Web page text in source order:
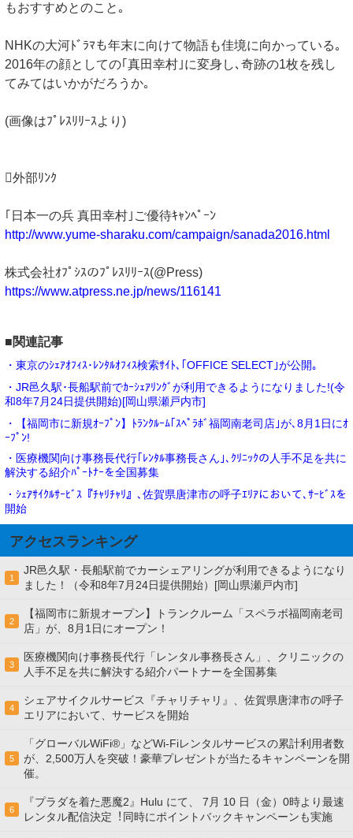
もおすすめとのこと｡
NHKの大河ﾄﾞﾗﾏも年末に向けて物語も佳境に向かっている｡
2016年の顔としての｢真田幸村｣に変身し､奇跡の1枚を残し
てみてはいかがだろうか｡
(画像はﾌﾟﾚｽﾘﾘｰｽより)
外部ﾘﾝｸ
｢日本一の兵 真田幸村｣ご優待ｷｬﾝﾍﾟｰﾝ
http://www.yume-sharaku.com/campaign/sanada2016.html
株式会社ｵﾌﾟｼｽのﾌﾟﾚｽﾘﾘｰｽ(@Press)
https://www.atpress.ne.jp/news/116141
■関連記事
・東京のｼｪｱｵﾌｨｽ･ﾚﾝﾀﾙｵﾌｨｽ検索ｻｲﾄ､｢OFFICE SELECT｣が公開｡
・JR邑久駅･長船駅前でｶｰｼｪｱﾘﾝｸﾞが利用できるようになりました!(令
和8年7月24日提供開始)[岡山県瀬戸内市]
・【福岡市に新規ｵｰﾌﾟﾝ】ﾄﾗﾝｸﾙｰﾑ｢ｽﾍﾟﾗﾎﾞ福岡南老司店｣が､8月1日にｵ
ｰﾌﾟﾝ!
・医療機関向け事務長代行｢ﾚﾝﾀﾙ事務長さん｣､ｸﾘﾆｯｸの人手不足を共に
解決する紹介ﾊﾟｰﾄﾅｰを全国募集
・ｼｪｱｻｲｸﾙｻｰﾋﾞｽ『ﾁｬﾘﾁｬﾘ』､佐賀県唐津市の呼子ｴﾘｱにおいて､ｻｰﾋﾞｽを
開始
アクセスランキング
1
JR邑久駅・長船駅前でカーシェアリングが利用できるようになり
ました！（令和8年7月24日提供開始）[岡山県瀬戸内市]
2
【福岡市に新規オープン】トランクルーム「スペラボ福岡南老司
店」が、8月1日にオープン！
3
医療機関向け事務長代行「レンタル事務長さん」、クリニックの
人手不足を共に解決する紹介パートナーを全国募集
4
シェアサイクルサービス『チャリチャリ』、佐賀県唐津市の呼子
エリアにおいて、サービスを開始
5
「グローバルWiFi®」などWi-Fiレンタルサービスの累計利用者数
が、2,500万人を突破！豪華プレゼントが当たるキャンペーンを開
催。
6
『プラダを着た悪魔2』Hulu にて、 7⽉ 10 ⽇（金）0時より最速
レンタル配信決定︕同時にポイントバックキャンペーンも実施